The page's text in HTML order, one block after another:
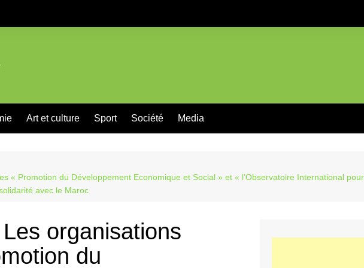
Art et culture Sport Société Media
« Promotion du Développement Economique et Social » et « l’Observatoire International
avec le Maroc
organisations
du